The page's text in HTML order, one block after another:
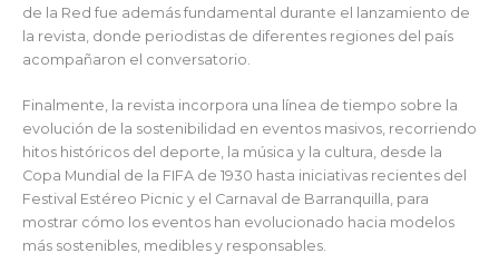
de la Red fue además fundamental durante el lanzamiento de
la revista, donde periodistas de diferentes regiones del país
acompañaron el conversatorio.
Finalmente, la revista incorpora una línea de tiempo sobre la
evolución de la sostenibilidad en eventos masivos, recorriendo
hitos históricos del deporte, la música y la cultura, desde la
Copa Mundial de la FIFA de 1930 hasta iniciativas recientes del
Festival Estéreo Picnic y el Carnaval de Barranquilla, para
mostrar cómo los eventos han evolucionado hacia modelos
más sostenibles, medibles y responsables.